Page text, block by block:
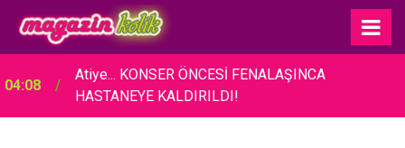
04:01
Rihanna… 10 YIL SONRA YENİ ALBÜM İÇİN
STÜDYOYA GİRDİ